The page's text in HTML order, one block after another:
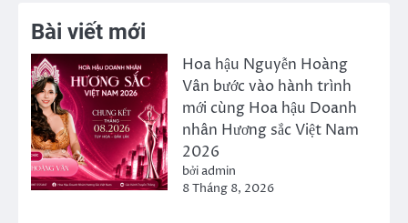
Bài viết mới
Hoa hậu Nguyễn Hoàng
Vân bước vào hành trình
mới cùng Hoa hậu Doanh
nhân Hương sắc Việt Nam
2026
bởi admin
8 Tháng 8, 2026